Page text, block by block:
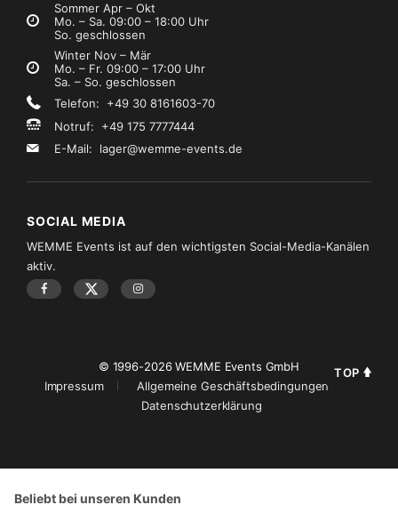
Sommer Apr – Okt
Mo. – Sa. 09:00 – 18:00 Uhr
So. geschlossen
Winter Nov – Mär
Mo. – Fr. 09:00 – 17:00 Uhr
Sa. – So. geschlossen
Telefon: +49 30 8161603-70
Notruf: +49 175 7777444
E-Mail: lager@wemme-events.de
SOCIAL MEDIA
WEMME Events ist auf den wichtigsten Social-Media-Kanälen
aktiv.
© 1996-2026 WEMME Events GmbH
Impressum
Allgemeine Geschäftsbedingungen
Datenschutzerklärung
TOP
Beliebt bei unseren Kunden